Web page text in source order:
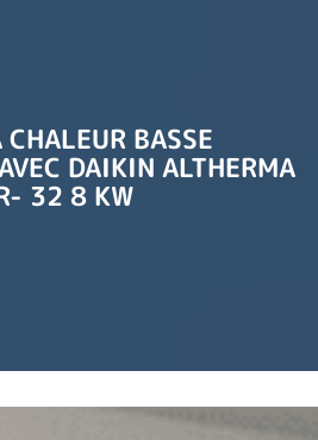
BASSE
DAIKIN ALTHERMA
32 8 KW